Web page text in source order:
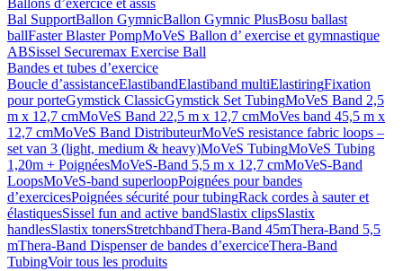
Ballons d’exercice et assis
Bal SupportBallon GymnicBallon Gymnic PlusBosu ballast
ballFaster Blaster PompMoVeS Ballon d’ exercise et gymnastique
ABSissel Securemax Exercise Ball
Bandes et tubes d’exercice
Boucle d’assistanceElastibandElastiband multiElastiringFixation
pour porteGymstick ClassicGymstick Set TubingMoVeS Band 2,5
m x 12,7 cmMoVeS Band 22,5 m x 12,7 cmMoVes band 45,5 m x
12,7 cmMoVeS Band DistributeurMoVeS resistance fabric loops –
set van 3 (light, medium & heavy)MoVeS TubingMoVeS Tubing
1,20m + PoignéesMoVeS-Band 5,5 m x 12,7 cmMoVeS-Band
LoopsMoVeS-band superloopPoignées pour bandes
d’exercicesPoignées sécurité pour tubingRack cordes à sauter et
élastiquesSissel fun and active bandSlastix clipsSlastix
handlesSlastix tonersStretchbandThera-Band 45mThera-Band 5,5
mThera-Band Dispenser de bandes d’exerciceThera-Band
TubingVoir tous les produits